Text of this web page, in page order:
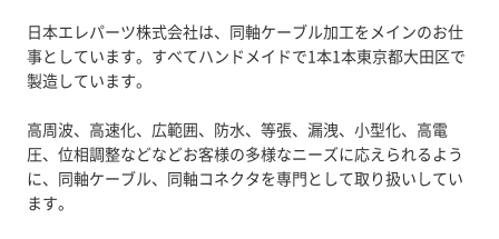
日本エレパーツ株式会社は、同軸ケーブル加工をメインのお仕
事としています。すべてハンドメイドで1本1本東京都大田区で
製造しています。
高周波、高速化、広範囲、防水、等張、漏洩、小型化、高電
圧、位相調整などなどお客様の多様なニーズに応えられるよう
に、同軸ケーブル、同軸コネクタを専門として取り扱いしてい
ます。